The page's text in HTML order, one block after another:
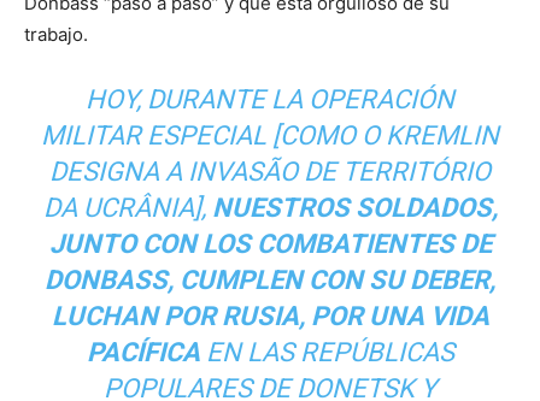
trabajo.
HOY, DURANTE LA OPERACIÓN
MILITAR ESPECIAL [COMO O KREMLIN
DESIGNA A INVASÃO DE TERRITÓRIO
DA UCRÂNIA], NUESTROS SOLDADOS,
JUNTO CON LOS COMBATIENTES DE
DONBASS, CUMPLEN CON SU DEBER,
LUCHAN POR RUSIA, POR UNA VIDA
PACÍFICAEN LAS REPÚBLICAS
POPULARES DE DONETSK Y